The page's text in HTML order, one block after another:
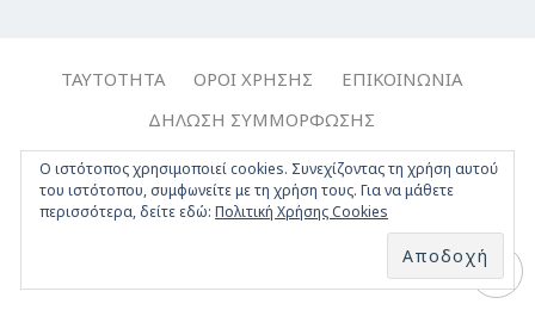
ΤΑΥΤΌΤΗΤΑ ΌΡΟΙ ΧΡΉΣΗΣ
ΕΠΙΚΟΙΝΩΝΊΑ
ΔΉΛΩΣΗ ΣΥΜΜΌΡΦΩΣΗΣ
Copyright © 2017-2026, Travelgirl.gr | All rights reserved.
Crafted byApptime.
Youtube
Ο ιστότοπος χρησιμοποιεί cookies. Συνεχίζοντας τη χρήση αυτού
του ιστότοπου, συμφωνείτε με τη χρήση τους. Για να μάθετε
περισσότερα, δείτε εδώ: Πολιτική Χρήσης Cookies